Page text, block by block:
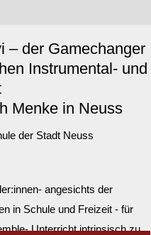
– der Gamechanger
Instrumental- und
Menke in Neuss
der Stadt Neuss
angesichts der
in Schule und Freizeit - für
Unterricht intrinsisch zu